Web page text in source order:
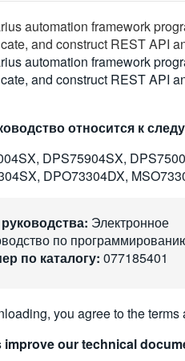
automation framework
and construct REST API
automation framework
and construct REST API
относится к
DPS75904SX,
DPO73304DX,
Электронное
по
по каталогу: 077185401
you agree to the
improve our technical